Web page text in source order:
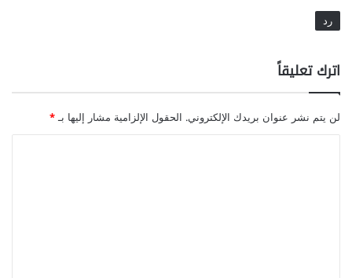
م
ط
ة
م
ن
رد
اترك تعليقاً
لن يتم نشر عنوان بريدك الإلكتروني. الحقول الإلزامية مشار إليها بـ*